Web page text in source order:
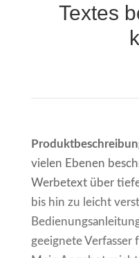
Textes
vielen Ebenen
Werbetext über
bis hin zu leicht
geeignete Verfasser